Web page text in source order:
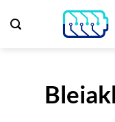
Inhalt